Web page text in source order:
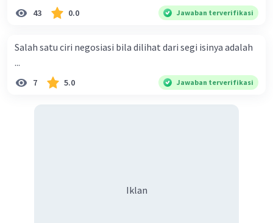
junjungan Nabi besar Muhammad saw, karena beliau
menyiarkan agama yang haq, yakni agama islam, agama
ke dalam umat-Nya yang diberkahi. Amin ya rabbal alamin.
Hadirin sekalian yang berbahagia! Dirasa amat penting
sekali jiwa sosial untuk diterapkan di lingkungan keluarga,
limpahan karuniaNya kita bisa berkumpul di sini. Kalimat
43 0.0 Jawaban terverifikasi
Salah satu ciri negosiasi bila dilihat dari segi isinya adalah
...
7 5.0 Jawaban terverifikasi
Iklan